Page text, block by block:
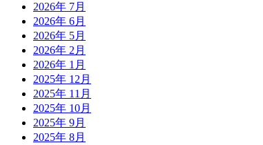
2026年 7月
2026年 6月
2026年 5月
2026年 2月
2026年 1月
2025年 12月
2025年 11月
2025年 10月
2025年 9月
2025年 8月